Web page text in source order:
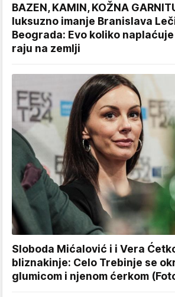
BAZEN, KAMIN, KOŽNA
luksuzno imanje Branislava
Beograda: Evo koliko
raju na zemlji
Sloboda Mićalović i i Vera
bliznakinje: Celo Trebinje se
glumicom i njenom ćerkom